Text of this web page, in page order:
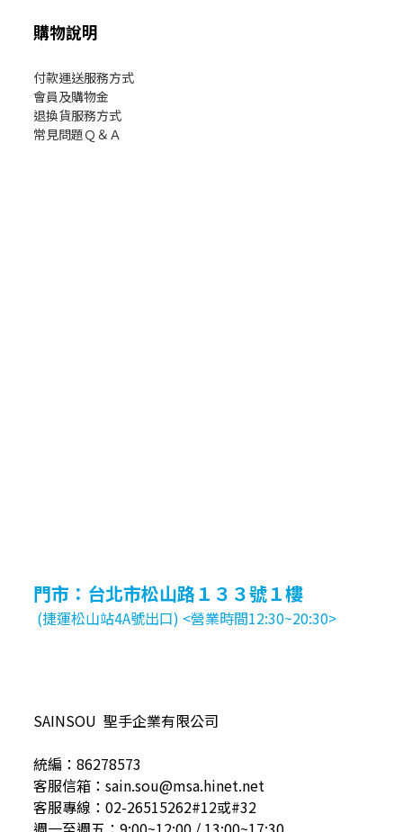
購物說明
付款運送服務方式
會員及購物金
退換貨服務方式
常見問題Ｑ＆Ａ
門市：台北市松山路１３３號１樓
(捷運松山站4A號出口) <營業時間12:30~20:30>
SAINSOU 聖手企業有限公司
統編：86278573
客服信箱：sain.sou@msa.hinet.net
客服專線：02-26515262#12或#32